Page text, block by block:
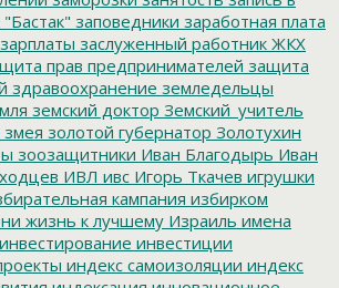
заповедники заработная плата
зарплаты заслуженный работник ЖКХ
прав предпринимателей защита
здравоохранение земледельцы
земский доктор Земский_учитель
змея золотой губернатор Золотухин
зоозащитники Иван Благодырь Иван
ИВЛ ивс Игорь Ткачев игрушки
кампания избирком
жизнь к лучшему Израиль имена
инвестирование инвестиции
индекс самоизоляции индекс